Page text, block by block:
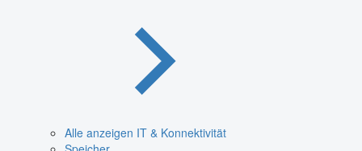
Alle anzeigen IT & Konnektivität